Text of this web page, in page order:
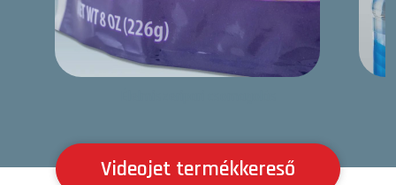
Videojet termékkereső